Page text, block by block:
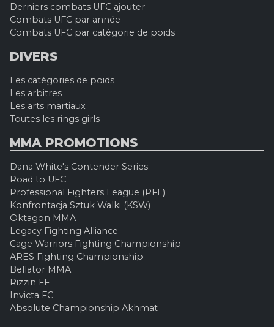
Derniers combats UFC ajouter
Combats UFC par année
Combats UFC par catégorie de poids
DIVERS
Les catégories de poids
Les arbitres
Les arts martiaux
Toutes les rings girls
MMA PROMOTIONS
Dana White's Contender Series
Road to UFC
Professional Fighters League (PFL)
Konfrontacja Sztuk Walki (KSW)
Oktagon MMA
Legacy Fighting Alliance
Cage Warriors Fighting Championship
ARES Fighting Championship
Bellator MMA
Rizzin FF
Invicta FC
Absolute Championship Akhmat